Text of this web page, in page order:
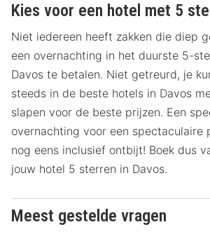
Kies voor een hotel met 5
Niet iedereen heeft zakken die diep
een overnachting in het duurste 5-
Davos te betalen. Niet getreurd, je
steeds in de beste hotels in Davos
slapen voor de beste prijzen. Een
overnachting voor een spectaculaire
nog eens inclusief ontbijt! Boek dus
jouw hotel 5 sterren in Davos.
Meest gestelde vragen